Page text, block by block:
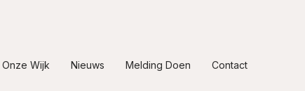
Onze Wijk Nieuws Melding Doen Contact